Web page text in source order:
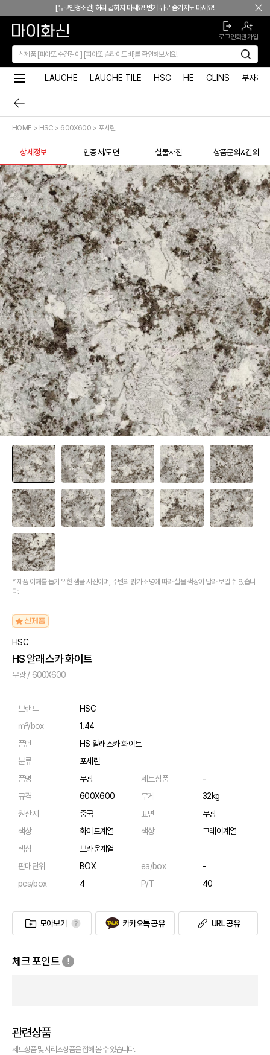
본문 바로가기[뉴코인청소건] 허리 굽히지 마세요! 변기 뒤로 숨기지도 마세요!
[뉴코인슬라이드바] 존재감을 확! 숨기는 350mm의 미니멀리즘
[모노플러스] 시공후에 알게되는 만족감! 프레임리스 휴지걸이
[신상품] 숨겨진 접합선 (Seamless) '피아또 수건걸이'
[신상품] 더욱 완벽해진 '뉴피오'
[뉴코인] 라운드(●) 수전핸들을 편하게 컨트롤할 수 있다고??
[뉴코인청소건] 허리 굽히지 마세요! 변기 뒤로 숨기지도 마세요!
[뉴코인슬라이드바] 존재감을 확! 숨기는 350mm의 미니멀리즘
[모노플러스] 시공후에 알게되는 만족감! 프레임리스 휴지걸이
[신상품] 숨겨진 접합선 (Seamless) '피아또 수건걸이'
[신상품] 300mm 미니멀 스퀘어 '피아또 슬라이드바'
[뉴피오] '튀지 않고' 투명한 크리스탈 직수
[뉴피오] '아래로' 향하는 넓은 폭포수
[신상품] 더욱 완벽해진 '뉴피오'
[뉴코인] 라운드(●) 수전핸들을 편하게 컨트롤할 수 있다고??
[뉴코인청소건] 허리 굽히지 마세요! 변기 뒤로 숨기지도 마세요!
[뉴코인슬라이드바] 존재감을 확! 숨기는 350mm의 미니멀리즘
[모노플러스] 시공후에 알게되는 만족감! 프레임리스 휴지걸이
[신상품] 숨겨진 접합선 (Seamless) '피아또 수건걸이'
[신상품] 300mm 미니멀 스퀘어 '피아또 슬라이드바'
[뉴피오] '튀지 않고' 투명한 크리스탈 직수
[뉴피오] '아래로' 향하는 넓은 폭포수
[신상품] 더욱 완벽해진 '뉴피오'
[뉴코인] 라운드(●) 수전핸들을 편하게 컨트롤할 수 있다고??
[뉴코인청소건] 허리 굽히지 마세요! 변기 뒤로 숨기지도 마세요!
[뉴코인슬라이드바] 존재감을 확! 숨기는 350mm의 미니멀리즘
[모노플러스] 시공후에 알게되는 만족감! 프레임리스 휴지걸이
[신상품] 숨겨진 접합선 (Seamless) '피아또 수건걸이'
[신상품] 300mm 미니멀 스퀘어 '피아또 슬라이드바'
로그인회원가입
LAUCHE LAUCHE TILE HSC HE CLINS 부자재
HOME > HSC > 600X600 > 포세린
상세정보 인증서/도면 실물사진 상품문의&건의
* 제품 이해를 돕기 위한 샘플 사진이며, 주변의 밝기·조명에 따라 실물 색상이 달라 보일 수 있습니
다.
HSC
HS 알래스카 화이트
무광 / 600X600
브랜드
HSC
㎡/box
1.44
품번
HS 알래스카 화이트
분류
포세린
품명
무광 세트상품
-
규격
600X600 무게
32kg
원산지
중국 표면
무광
색상
화이트계열 색상
그레이계열
색상
브라운계열
판매단위
BOX ea/box
-
pcs/box
4 P/T 40
모아보기 카카오톡 공유 URL 공유
체크 포인트
관련상품
세트상품 및 시리즈상품을 접해 볼 수 있습니다.